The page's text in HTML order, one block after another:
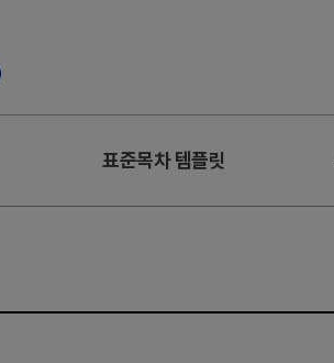
표준목차 템플릿